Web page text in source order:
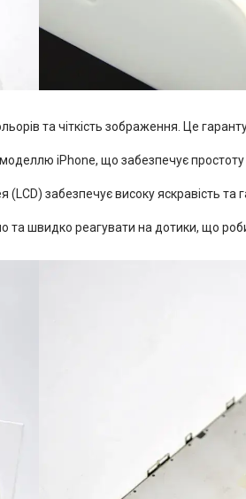
та чіткість зображення. Це
iPhone, що забезпечує
(LCD) забезпечує високу яскравість
та швидко реагувати на дотики, що